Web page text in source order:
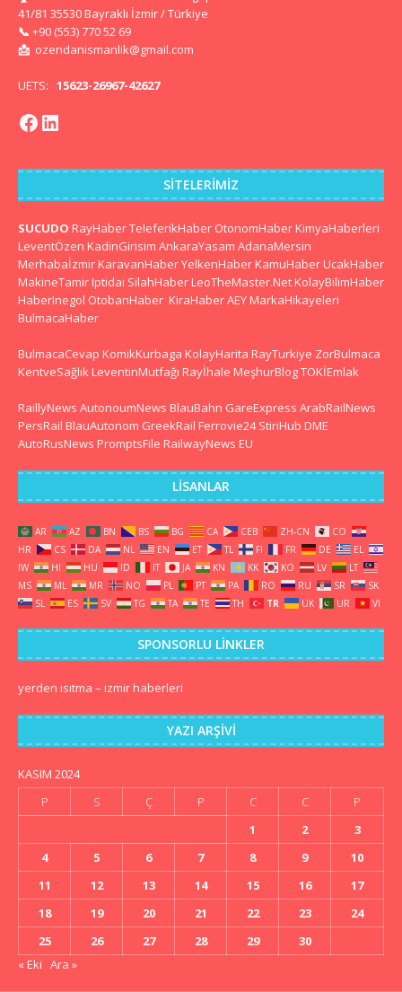
41/81 35530 Bayraklı İzmir / Türkiye
📞 +90 (553) 770 52 69
📩 ozendanismanlik@gmail.com
UETS: 15623-26967-42627
SITELERIMIZ
SUCUDO RayHaberTeleferikHaber OtonomHaber KimyaHaberleri
LeventÖzen KadinGirisim AnkaraYasam AdanaMersin
Merhabaİzmir KaravanHaberYelkenHaber KamuHaber UcakHaber
MakineTamir Iptidai SilahHaber LeoTheMaster.Net KolayBilimHaber
HaberInegol OtobanHaber KiraHaberAEY MarkaHikayeleri
BulmacaHaber
BulmacaCevap KomikKurbaga KolayHarita RayTurkiye ZorBulmaca
KentveSağlık LeventinMutfağı Rayİhale MeşhurBlogTOKİEmlak
RaillyNews AutonoumNews BlauBahn GareExpress ArabRailNews
PersRail BlauAutonom GreekRail Ferrovie24 StiriHub DME
AutoRusNews PromptsFile RailwayNews EU
LISANLAR
AR AZ BN BS BG CA CEB ZH-CN
CO
HR
CS DA NL EN ET TL FI FR DE
EL
IW
HI HU ID IT JA KN KK KO LV
LT
MS
ML MR NO PL PT PA RO RU SR
SK
SL
ES SV TG TA TE TH TR UK UR VI
SPONSORLU LINKLER
yerden ısıtma – izmir haberleri
YAZI ARŞIVI
KASIM 2024
P
S Ç P C C
P
1
2
3
4
5 6 7 8 9
10
11
12 13 14 15 16
17
18
19 20 21 22 23
24
25
26 27 28 29
30
« Eki Ara »